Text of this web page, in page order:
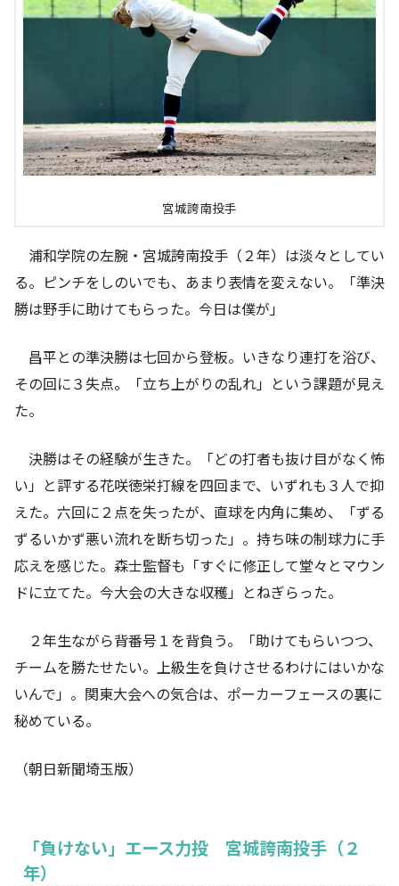
宮城誇南投手
浦和学院の左腕・宮城誇南投手（２年）は淡々としてい
る。ピンチをしのいでも、あまり表情を変えない。「準決
勝は野手に助けてもらった。今日は僕が」
昌平との準決勝は七回から登板。いきなり連打を浴び、
その回に３失点。「立ち上がりの乱れ」という課題が見え
た。
決勝はその経験が生きた。「どの打者も抜け目がなく怖
い」と評する花咲徳栄打線を四回まで、いずれも３人で抑
えた。六回に２点を失ったが、直球を内角に集め、「ずる
ずるいかず悪い流れを断ち切った」。持ち味の制球力に手
応えを感じた。森士監督も「すぐに修正して堂々とマウン
ドに立てた。今大会の大きな収穫」とねぎらった。
２年生ながら背番号１を背負う。「助けてもらいつつ、
チームを勝たせたい。上級生を負けさせるわけにはいかな
いんで」。関東大会への気合は、ポーカーフェースの裏に
秘めている。
（朝日新聞埼玉版）
「負けない」エース力投 宮城誇南投手（２
年）